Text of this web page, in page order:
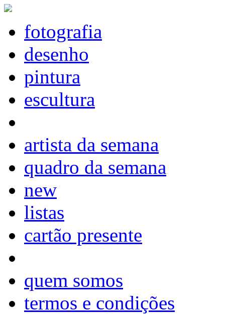
fotografia
desenho
pintura
escultura
artista da semana
quadro da semana
new
listas
cartão presente
quem somos
termos e condições